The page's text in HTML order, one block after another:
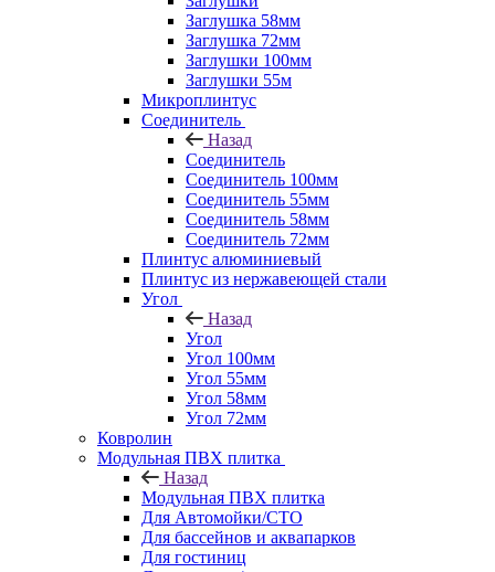
Заглушка 58мм
Заглушка 72мм
Заглушки 100мм
Заглушки 55м
Микроплинтус
Соединитель
Назад
Соединитель
Соединитель 100мм
Соединитель 55мм
Соединитель 58мм
Соединитель 72мм
Плинтус алюминиевый
Плинтус из нержавеющей стали
Угол
Назад
Угол
Угол 100мм
Угол 55мм
Угол 58мм
Угол 72мм
Ковролин
Модульная ПВХ плитка
Назад
Модульная ПВХ плитка
Для Автомойки/СТО
Для бассейнов и аквапарков
Для гостиниц